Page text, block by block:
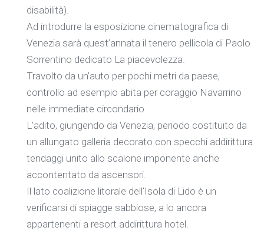
disabilità).
Ad introdurre la esposizione cinematografica di
Venezia sarà quest’annata il tenero pellicola di Paolo
Sorrentino dedicato La piacevolezza.
Travolto da un’auto per pochi metri da paese,
controllo ad esempio abita per coraggio Navarrino
nelle immediate circondario.
L’adito, giungendo da Venezia, periodo costituito da
un allungato galleria decorato con specchi addirittura
tendaggi unito allo scalone imponente anche
accontentato da ascensori.
Il lato coalizione litorale dell’Isola di Lido è un
verificarsi di spiagge sabbiose, a lo ancora
appartenenti a resort addirittura hotel.